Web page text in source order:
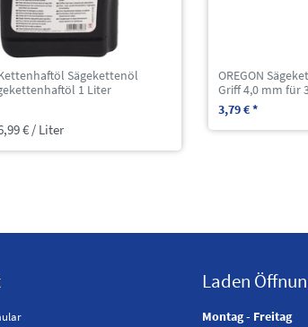
Kettenhaftöl Sägekettenöl
1 Liter
€ / Liter
OREGON
Griff 4,0 mm für
3,79 € *
Laden
Montag - Freitag